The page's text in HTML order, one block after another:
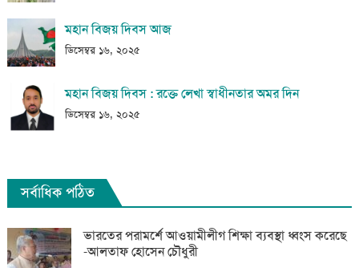
মহান বিজয় দিবস আজ
ডিসেম্বর ১৬, ২০২৫
মহান বিজয় দিবস : রক্তে লেখা স্বাধীনতার অমর দিন
ডিসেম্বর ১৬, ২০২৫
সর্বাধিক পঠিত
ভারতের পরামর্শে আওয়ামীলীগ শিক্ষা ব্যবস্থা ধ্বংস করেছে
-আলতাফ হোসেন চৌধুরী